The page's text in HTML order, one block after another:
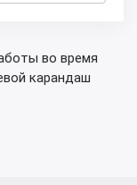
во время
карандаш